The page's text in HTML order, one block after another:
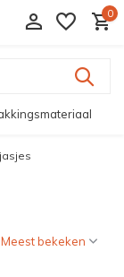
0
in Deventer